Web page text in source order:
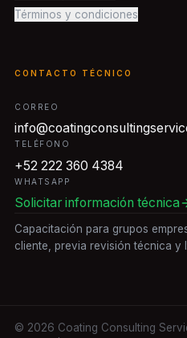
Términos y condiciones
CONTACTO TÉCNICO
CORREO
TELÉFONO
+52 222 360 4384
WHATSAPP
Solicitar información técnica
Capacitación para grupos
cliente, previa revisión técnica y
© 2026 Coating Consulting